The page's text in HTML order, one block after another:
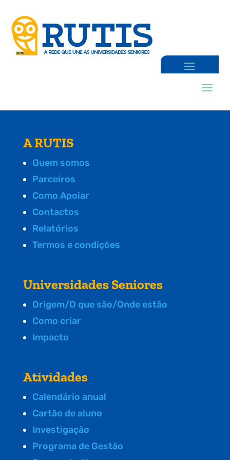
A RUTIS
Quem somos
Parceiros
Como Apoiar
Contactos
Relatórios
Termos e condições
Universidades Seniores
Origem/O que são/Onde estão
Como criar
Impacto
Atividades
Calendário anual
Cartão de aluno
Investigação
Programa de Gestão